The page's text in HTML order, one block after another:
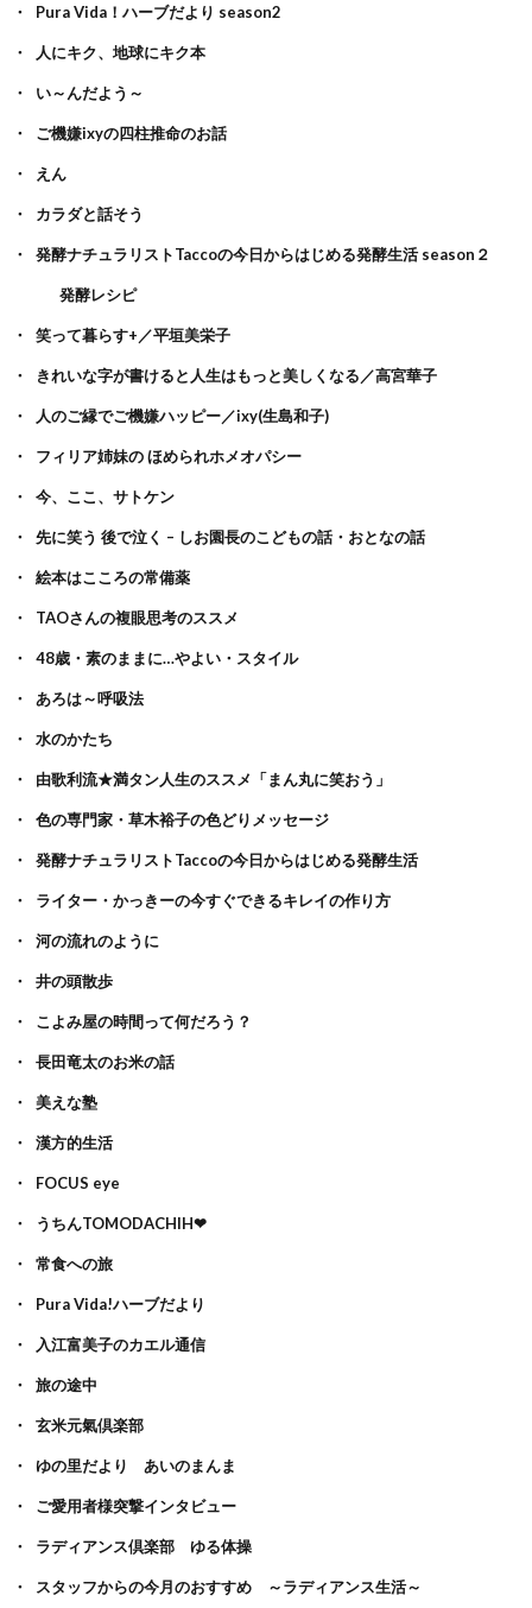
Pura Vida！ハーブだより season2
人にキク、地球にキク本
い～んだよう～
ご機嫌ixyの四柱推命のお話
えん
カラダと話そう
発酵ナチュラリストTaccoの今日からはじめる発酵生活 season２
発酵レシピ
笑って暮らす+／平垣美栄子
きれいな字が書けると人生はもっと美しくなる／高宮華子
人のご縁でご機嫌ハッピー／ixy(生島和子)
フィリア姉妹の ほめられホメオパシー
今、ここ、サトケン
先に笑う 後で泣く – しお園長のこどもの話・おとなの話
絵本はこころの常備薬
TAOさんの複眼思考のススメ
48歳・素のままに…やよい・スタイル
あろは～呼吸法
水のかたち
由歌利流★満タン人生のススメ「まん丸に笑おう」
色の専門家・草木裕子の色どりメッセージ
発酵ナチュラリストTaccoの今日からはじめる発酵生活
ライター・かっきーの今すぐできるキレイの作り方
河の流れのように
井の頭散歩
こよみ屋の時間って何だろう？
長田竜太のお米の話
美えな塾
漢方的生活
FOCUS eye
うちんTOMODACHIH❤
常食への旅
Pura Vida!ハーブだより
入江富美子のカエル通信
旅の途中
玄米元氣倶楽部
ゆの里だより あいのまんま
ご愛用者様突撃インタビュー
ラディアンス倶楽部 ゆる体操
スタッフからの今月のおすすめ ～ラディアンス生活～